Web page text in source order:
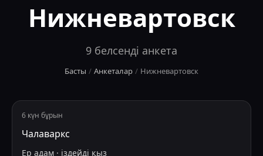
Нижневартовск
9 белсенді анкета
Басты / Анкеталар / Нижневартовск
6 күн бұрын
Чалаваркс
Ер адам · іздейді қыз